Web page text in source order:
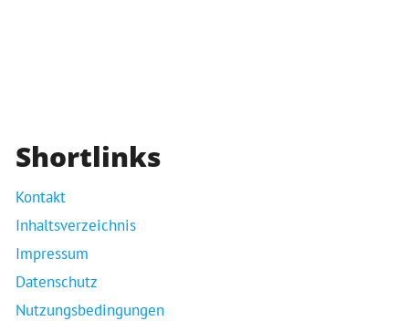
Shortlinks
Kontakt
Inhaltsverzeichnis
Impressum
Datenschutz
Nutzungsbedingungen